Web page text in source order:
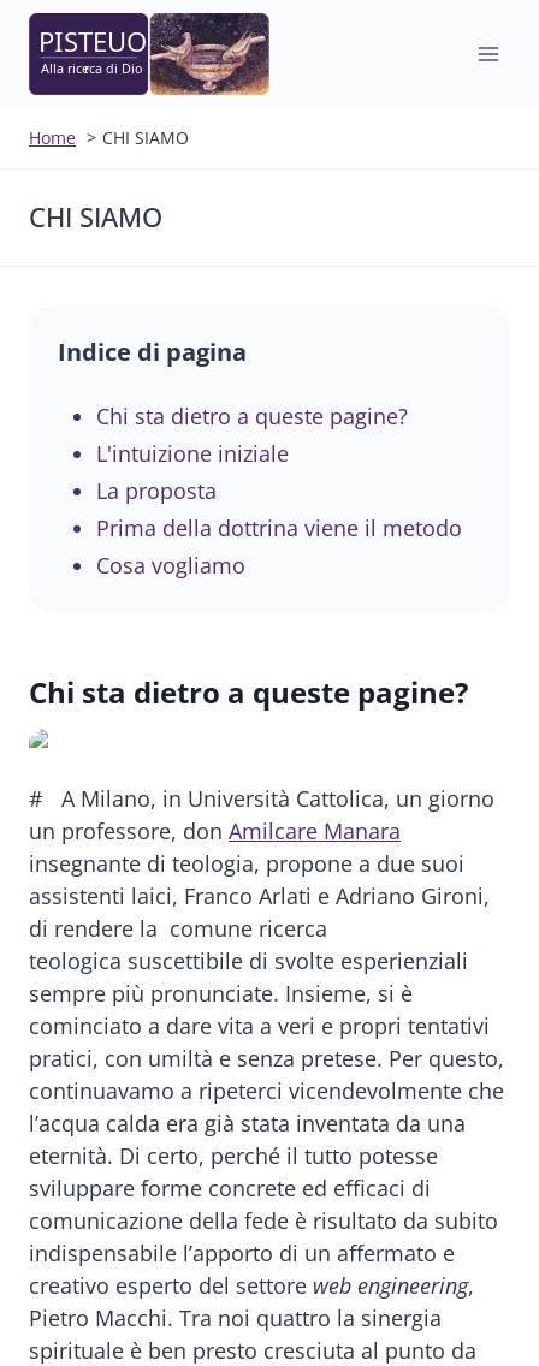
Salta
contenuto
Home CHI SIAMO
CHI SIAMO
Indice di pagina
Chi sta dietro a queste pagine?
L'intuizione iniziale
La proposta
Prima della dottrina viene il metodo
Cosa vogliamo
Chi sta dietro a queste pagine?
# A Milano, in Università Cattolica, un giorno
un professore, don Amilcare Manara
insegnante di teologia, propone a due suoi
assistenti laici, Franco Arlati e Adriano Gironi,
di rendere la comune ricerca
teologica suscettibile di svolte esperienziali
sempre più pronunciate. Insieme, si è
cominciato a dare vita a veri e propri tentativi
pratici, con umiltà e senza pretese. Per questo,
continuavamo a ripeterci vicendevolmente che
l’acqua calda era già stata inventata da una
eternità. Di certo, perché il tutto potesse
sviluppare forme concrete ed efficaci di
comunicazione della fede è risultato da subito
indispensabile l’apporto di un affermato e
creativo esperto del settore web engineering,
Pietro Macchi. Tra noi quattro la sinergia
spirituale è ben presto cresciuta al punto da